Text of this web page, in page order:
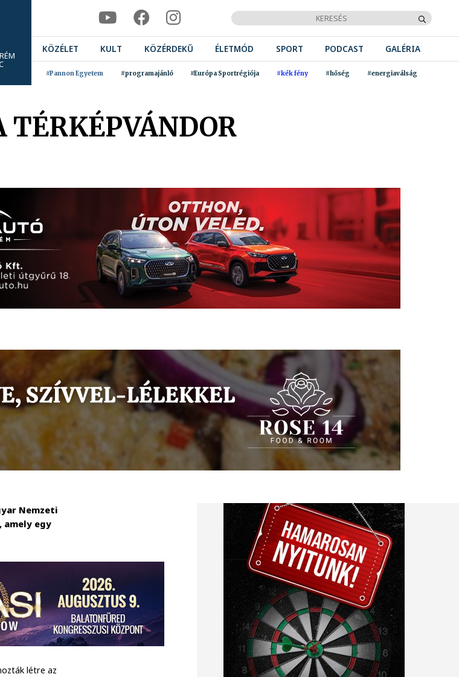
KÖZÉLET KULT KÖZÉRDEKŰ ÉLETMÓD SPORT PODCAST GALÉRIA
#Pannon Egyetem #programajánló #Európa Sportrégiója #kék fény #hőség #energiaválság
Nemzeti
amely egy
létre az